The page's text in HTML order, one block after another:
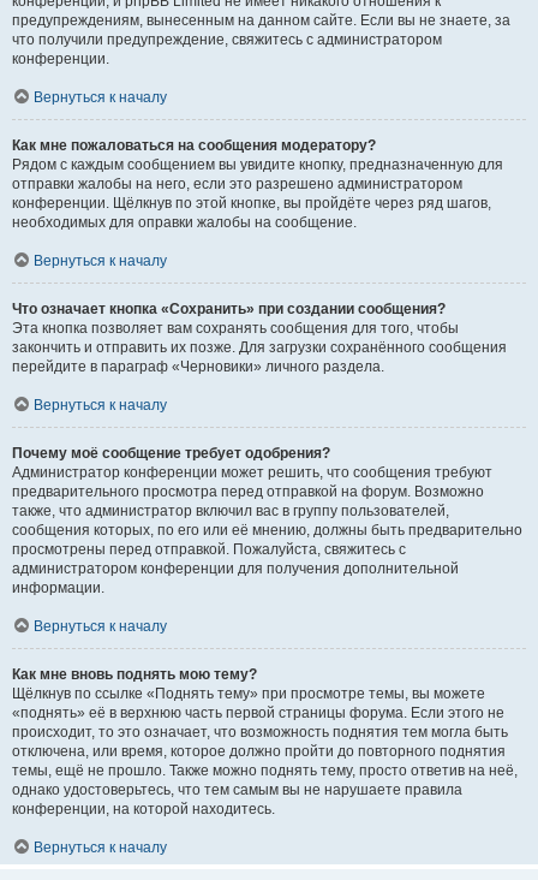
предупреждениям, вынесенным на данном сайте. Если вы не знаете, за
что получили предупреждение, свяжитесь с администратором
конференции.
Вернуться к началу
Как мне пожаловаться на сообщения модератору?
Рядом с каждым сообщением вы увидите кнопку, предназначенную для
отправки жалобы на него, если это разрешено администратором
конференции. Щёлкнув по этой кнопке, вы пройдёте через ряд шагов,
необходимых для оправки жалобы на сообщение.
Вернуться к началу
Что означает кнопка «Сохранить» при создании сообщения?
Эта кнопка позволяет вам сохранять сообщения для того, чтобы
закончить и отправить их позже. Для загрузки сохранённого сообщения
перейдите в параграф «Черновики» личного раздела.
Вернуться к началу
Почему моё сообщение требует одобрения?
Администратор конференции может решить, что сообщения требуют
предварительного просмотра перед отправкой на форум. Возможно
также, что администратор включил вас в группу пользователей,
сообщения которых, по его или её мнению, должны быть предварительно
просмотрены перед отправкой. Пожалуйста, свяжитесь с
администратором конференции для получения дополнительной
информации.
Вернуться к началу
Как мне вновь поднять мою тему?
Щёлкнув по ссылке «Поднять тему» при просмотре темы, вы можете
«поднять» её в верхнюю часть первой страницы форума. Если этого не
происходит, то это означает, что возможность поднятия тем могла быть
отключена, или время, которое должно пройти до повторного поднятия
темы, ещё не прошло. Также можно поднять тему, просто ответив на неё,
однако удостоверьтесь, что тем самым вы не нарушаете правила
конференции, на которой находитесь.
Вернуться к началу